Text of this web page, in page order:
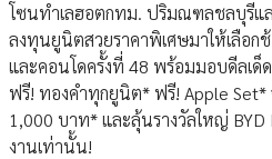
โซนทำเลฮอตกทม. ปริมณฑลชลบุรีแ
ลงทุนยูนิตสวยราคาพิเศษมาให้เลือก
และคอนโดครั้งที่ 48 พร้อมมอบดีลเ
ฟรี! ทองคำทุกยูนิต* ฟรี! Apple
1,000 บาท* และลุ้นรางวัลใหญ่
งานเท่านั้น!